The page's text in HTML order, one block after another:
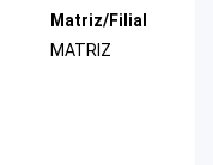
Matriz/Filial
MATRIZ